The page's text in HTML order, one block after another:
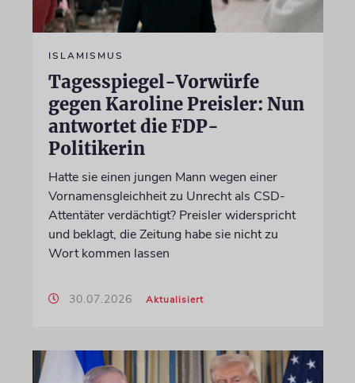
ISLAMISMUS
Tagesspiegel-Vorwürfe
gegen Karoline Preisler: Nun
antwortet die FDP-
Politikerin
Hatte sie einen jungen Mann wegen einer
Vornamensgleichheit zu Unrecht als CSD-
Attentäter verdächtigt? Preisler widerspricht
und beklagt, die Zeitung habe sie nicht zu
Wort kommen lassen
30.07.2026 Aktualisiert